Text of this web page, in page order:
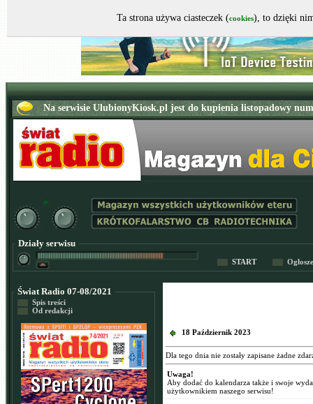
Działy serwisu
START
Świat Radio 07-08/2021
Spis treści
Od redakcji
18 Październik 2023
Dla tego dnia nie zostały zapisane żadne
Uwaga!
Aby dodać do kalendarza także i swoje
użytkownikiem naszego serwisu!
Ta strona używa ciasteczek (cookies), to dzięki